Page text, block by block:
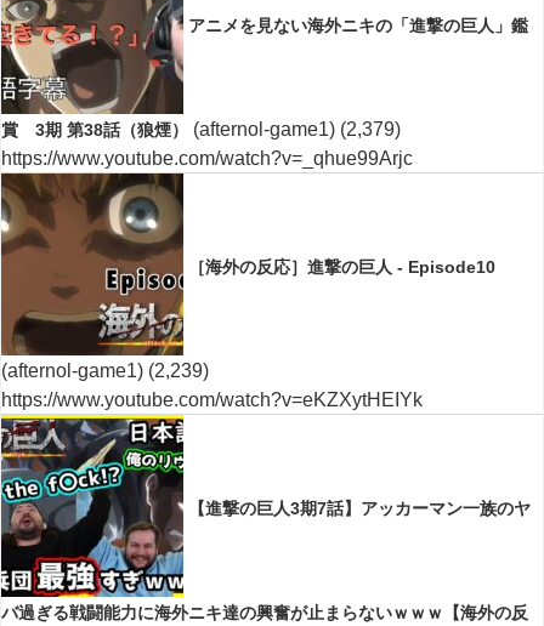
アニメを見ない海外ニキの「進撃の巨人」鑑
賞 3期 第38話（狼煙） (afternol-game1) (2,379)
https://www.youtube.com/watch?v=_qhue99Arjc
［海外の反応］進撃の巨人 - Episode10
(afternol-game1) (2,239)
https://www.youtube.com/watch?v=eKZXytHEIYk
【進撃の巨人3期7話】アッカーマン一族のヤ
バ過ぎる戦闘能力に海外ニキ達の興奮が止まらないｗｗｗ【海外の反